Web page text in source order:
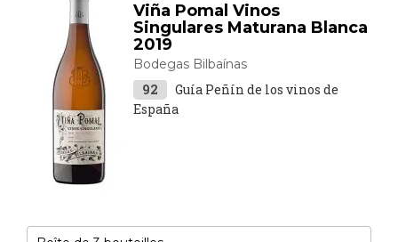
Viña Pomal Vinos
Singulares Maturana Blanca
2019
Bodegas Bilbaínas
92
Guía Peñín de los vinos de
España